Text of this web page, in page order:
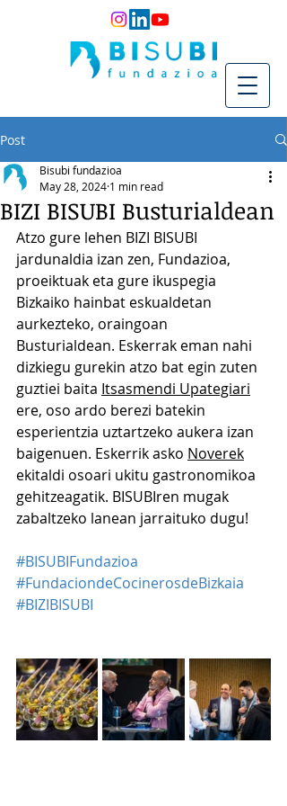
Post
BIZI BISUBI Busturialdean
Bisubi fundazioa
May 28, 2024 1 min read
Atzo gure lehen BIZI BISUBI
jardunaldia izan zen, Fundazioa,
proeiktuak eta gure ikuspegia
Bizkaiko hainbat eskualdetan
aurkezteko, oraingoan
Busturialdean. Eskerrak eman nahi
dizkiegu gurekin atzo bat egin zuten
guztiei baita Itsasmendi Upategiari
ere, oso ardo berezi batekin
esperientzia uztartzeko aukera izan
baigenuen. Eskerrik asko Noverek
ekitaldi osoari ukitu gastronomikoa
gehitzeagatik. BISUBIren mugak
zabaltzeko lanean jarraituko dugu!
#BISUBIFundazioa
#FundaciondeCocinerosdeBizkaia
#BIZIBISUBI